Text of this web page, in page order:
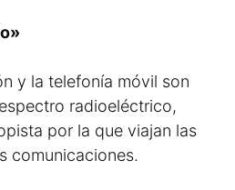
y la telefonía móvil son
radioeléctrico,
por la que viajan las
comunicaciones.